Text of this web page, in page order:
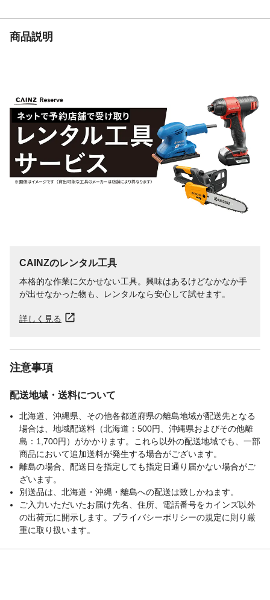
重量
1.3kg
連続使用時間
商品説明
CAINZのレンタル工具
本格的な作業に欠かせない工具。興味はあるけどなかなか手
が出せなかった物も、レンタルなら安心して試せます。
詳しく見る
注意事項
配送地域・送料について
北海道、沖縄県、その他各都道府県の離島地域が配送先となる
場合は、地域配送料（北海道：500円、沖縄県およびその他離
島：1,700円）がかかります。これら以外の配送地域でも、一部
商品において追加送料が発生する場合がございます。
離島の場合、配送日を指定しても指定日通り届かない場合がご
ざいます。
別送品は、北海道・沖縄・離島への配送は致しかねます。
ご入力いただいたお届け先名、住所、電話番号をカインズ以外
の出荷元に開示します。プライバシーポリシーの規定に則り厳
重に取り扱います。